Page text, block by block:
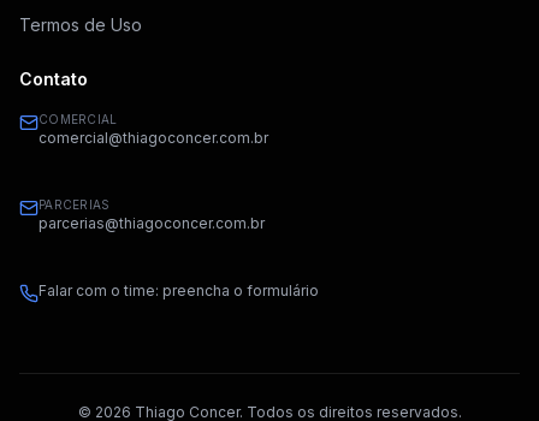
Termos de Uso
Contato
COMERCIAL
comercial@thiagoconcer.com.br
PARCERIAS
parcerias@thiagoconcer.com.br
Falar com o time: preencha o formulário
© 2026 Thiago Concer. Todos os direitos reservados.